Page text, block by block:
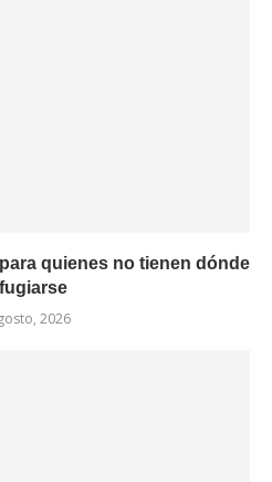
quienes no tienen dónde
2026